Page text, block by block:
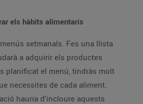
els hàbits alimentaris
setmanals. Fes una llista
a adquirir els productes
planificat el menú, tindràs molt
necessites de cada aliment.
hauria d’incloure aquests